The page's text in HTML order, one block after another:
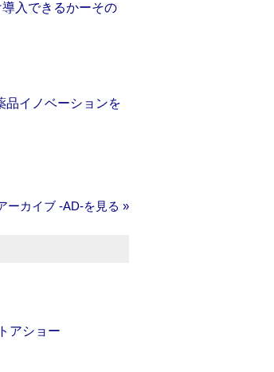
入できるかーその
品イノベーションを
ーカイブ ‐AD‐を見る »
アショー